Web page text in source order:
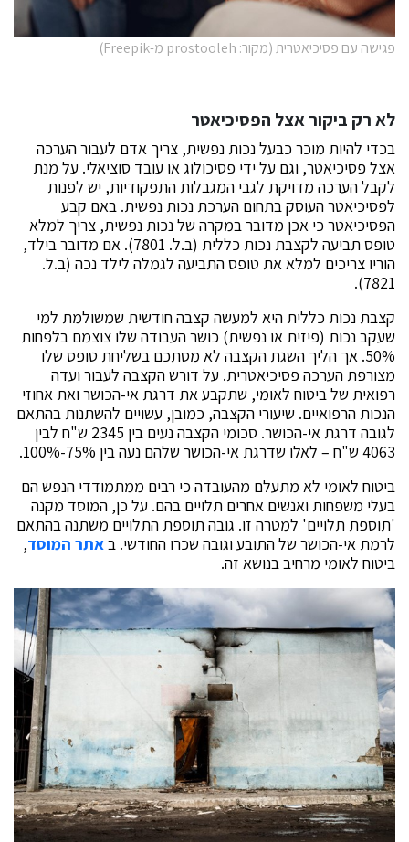
פגישה עם פסיכיאטרית (מקור: prostooleh מ-Freepik)
לא רק ביקור אצל הפסיכיאטר
בכדי להיות מוכר כבעל נכות נפשית, צריך אדם לעבור הערכה
אצל פסיכיאטר, וגם על ידי פסיכולוג או עובד סוציאלי. על מנת
לקבל הערכה מדויקת לגבי המגבלות התפקודיות, יש לפנות
לפסיכיאטר העוסק בתחום הערכת נכות נפשית. באם קבע
הפסיכיאטר כי אכן מדובר במקרה של נכות נפשית, צריך למלא
טופס תביעה לקצבת נכות כללית (ב.ל. 7801). אם מדובר בילד,
הוריו צריכים למלא את טופס התביעה לגמלה לילד נכה (ב.ל.
7821).
קצבת נכות כללית היא למעשה קצבה חודשית שמשולמת למי
שעקב נכות (פיזית או נפשית) כושר העבודה שלו צוצמם בלפחות
50%. אך הליך השגת הקצבה לא מסתכם בשליחת טופס שלו
מצורפת הערכה פסיכיאטרית. על דורש הקצבה לעבור ועדה
רפואית של ביטוח לאומי, שתקבע את דרגת אי-הכושר ואת אחוזי
הנכות הרפואיים. שיעורי הקצבה, כמובן, עשויים להשתנות בהתאם
לגובה דרגת אי-הכושר. סכומי הקצבה נעים בין 2345 ש"ח לבין
4063 ש"ח – לאלו שדרגת אי-הכושר שלהם נעה בין 75%-100%.
ביטוח לאומי לא מתעלם מהעובדה כי רבים ממתמודדי הנפש הם
בעלי משפחות ואנשים אחרים תלויים בהם. על כן, המוסד מקנה
'תוספת תלויים' למטרה זו. גובה תוספת התלויים משתנה בהתאם
לרמת אי-הכושר של התובע וגובה שכרו החודשי. באתר המוסד,
ביטוח לאומי מרחיב בנושא זה.